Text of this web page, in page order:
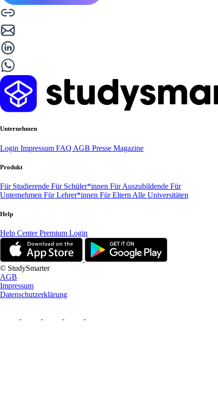
Unternehmen
Login Impressum FAQ AGB Presse Magazine
Produkt
Für Studierende Für Schüler*innen Für Auszubildende Für
Unternehmen Für Lehrer*innen Für Eltern Alle Universitäten
Help
Help CenterPremium Login
© StudySmarter
AGB
Impressum
Datenschutzerklärung